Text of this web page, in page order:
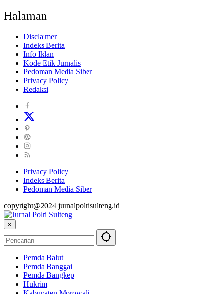
Halaman
Disclaimer
Indeks Berita
Info Iklan
Kode Etik Jurnalis
Pedoman Media Siber
Privacy Policy
Redaksi
Privacy Policy
Indeks Berita
Pedoman Media Siber
copyright@2024 jurnalpolrisulteng.id
×
Pemda Balut
Pemda Banggai
Pemda Bangkep
Hukrim